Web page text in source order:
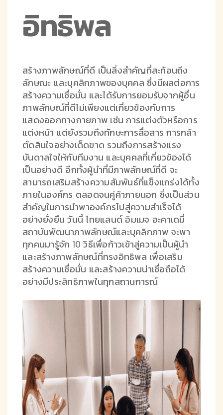
อิทธิพล
สร้างภาพลักษณ์ที่ดี เป็นสิ่งสำคัญที่สะท้อนถึง
ลักษณะ และบุคลิกภาพของบุคคล ซึ่งมีผลต่อการ
สร้างความเชื่อมั่น และได้รับการยอมรับจากผู้อื่น
ภาพลักษณ์ที่ดีไม่เพียงแต่เกี่ยวข้องกับการ
แสดงออกทางกายภาพ เช่น การแต่งตัวหรือการ
แต่งหน้า แต่ยังรวมถึงทักษะการสื่อสาร การกล้า
ตัดสินใจอย่างเด็ดขาด รวมถึงการสร้างแรง
บันดาลใจให้กับทีมงาน และบุคคลที่เกี่ยวข้องได้
เป็นอย่างดี อีกทั้งผู้นำที่มีภาพลักษณ์ที่ดี จะ
สามารถเสริมสร้างความสัมพันธ์ที่แข็งแกร่งได้ทั้ง
ภายในองค์กร ตลอดจนคู่ค้าภายนอก ซึ่งเป็นส่วน
สำคัญในการนำพาองค์กรไปสู่ความสำเร็จได้
อย่างยั่งยืน วันนี้ ไทยแลนด์ อิมเมจ อะคาเดมี่
สถาบันพัฒนาภาพลักษณ์และบุคลิกภาพ จะพา
ทุกคนมารู้จัก 10 วิธีเพื่อก้าวเข้าสู่ความเป็นผู้นำ
และสร้างภาพลักษณ์ที่ทรงอิทธิพล เพื่อเสริม
สร้างความเชื่อมั่น และสร้างความน่าเชื่อถือได้
อย่างมีประสิทธิภาพในทุกสถานการณ์